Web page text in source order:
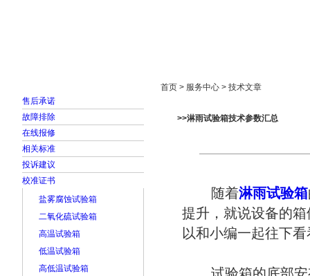
售后承诺
故障排除
在线报修
相关标准
投诉建议
校准证书
盐雾腐蚀试验箱
二氧化硫试验箱
高温试验箱
低温试验箱
高低温试验箱
首页 > 服务中心 > 技术文章
>>淋雨试验箱技术参数汇总
随着淋雨试验箱
提升，就说设备的
以和小编一起往下看